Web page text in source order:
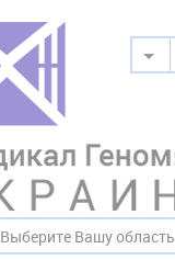
Выберите Вашу область